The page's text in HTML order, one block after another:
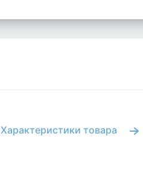
Характеристики товара